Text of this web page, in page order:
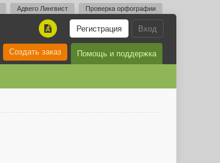
Адвего Лингвист Проверка орфографии
Вход
Регистрация
A
Помощь и поддержка
Создать заказ